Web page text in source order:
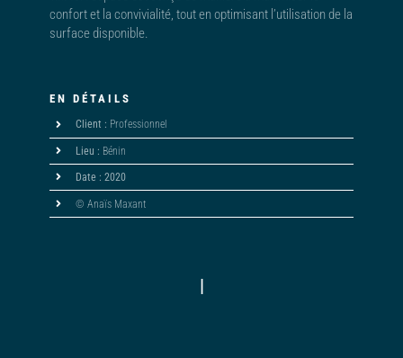
confort et la convivialité, tout en optimisant l’utilisation de la
surface disponible.
EN DÉTAILS
Client : Professionnel
Lieu : Bénin
Date : 2020
© Anaïs Maxant
|